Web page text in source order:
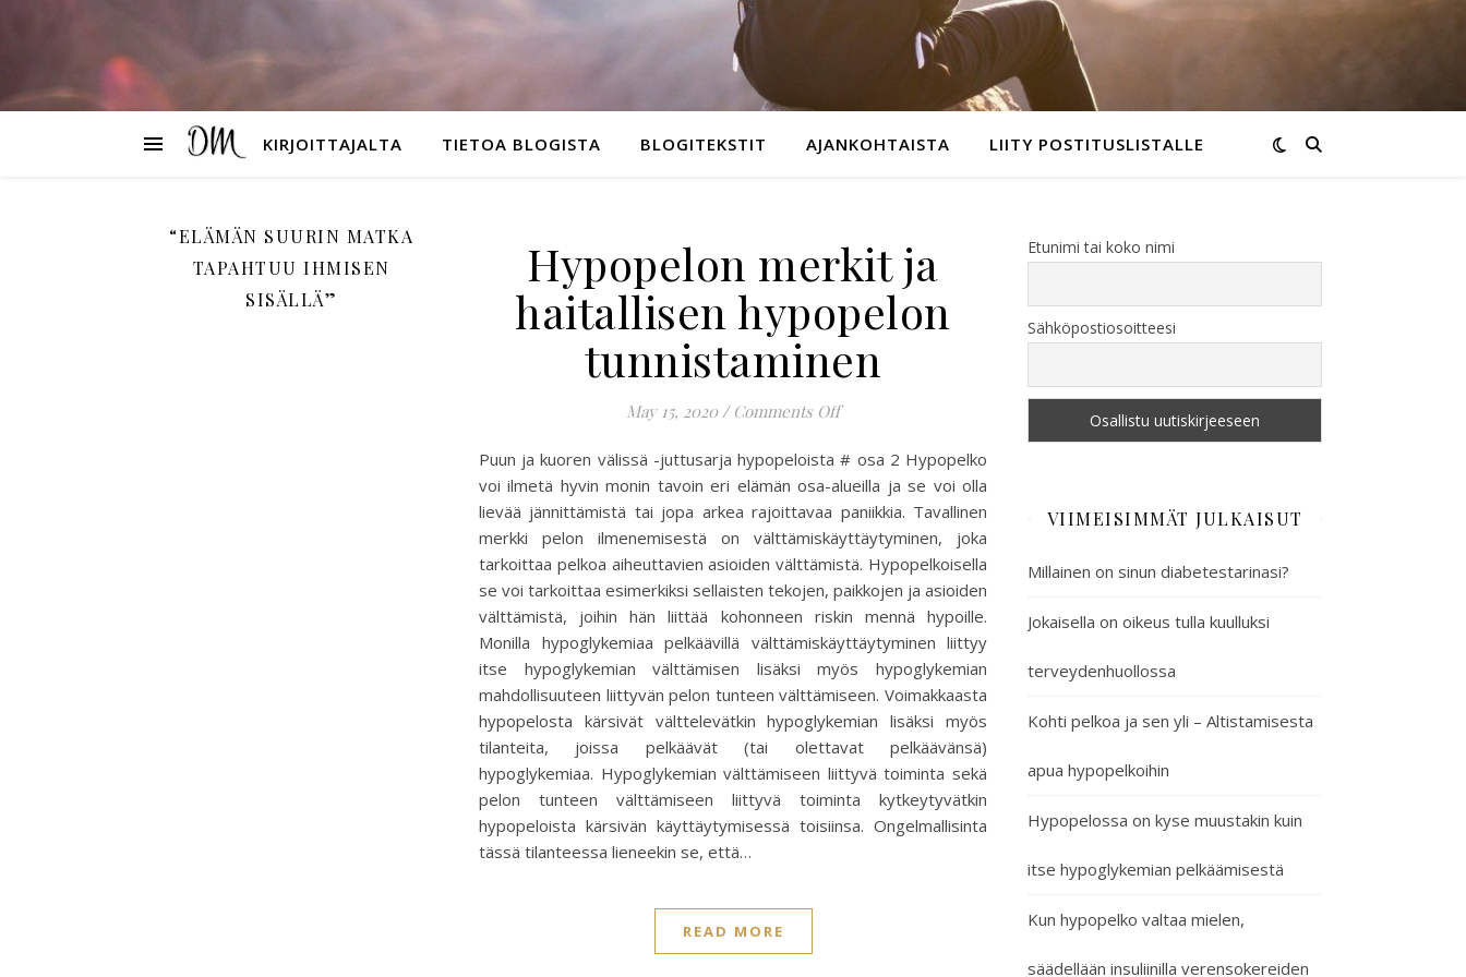
KIRJOITTAJALTA TIETOA BLOGISTA BLOGITEKSTIT AJANKOHTAISTA LIITY POSTITUSLISTALLE
“ELÄMÄN SUURIN MATKA
TAPAHTUU IHMISEN
SISÄLLÄ”
Hypopelon merkit ja
haitallisen hypopelon
tunnistaminen
May 15, 2020 / Comments Offon Hypopelon merkit ja haitallisen hypopelon tunnistaminen
Puun ja kuoren välissä -juttusarja hypopeloista # osa 2 Hypopelko
voi ilmetä hyvin monin tavoin eri elämän osa-alueilla ja se voi olla
lievää jännittämistä tai jopa arkea rajoittavaa paniikkia. Tavallinen
merkki pelon ilmenemisestä on välttämiskäyttäytyminen, joka
tarkoittaa pelkoa aiheuttavien asioiden välttämistä. Hypopelkoisella
se voi tarkoittaa esimerkiksi sellaisten tekojen, paikkojen ja asioiden
välttämistä, joihin hän liittää kohonneen riskin mennä hypoille.
Monilla hypoglykemiaa pelkäävillä välttämiskäyttäytyminen liittyy
itse hypoglykemian välttämisen lisäksi myös hypoglykemian
mahdollisuuteen liittyvän pelon tunteen välttämiseen. Voimakkaasta
hypopelosta kärsivät välttelevätkin hypoglykemian lisäksi myös
tilanteita, joissa pelkäävät (tai olettavat pelkäävänsä)
hypoglykemiaa. Hypoglykemian välttämiseen liittyvä toiminta sekä
pelon tunteen välttämiseen liittyvä toiminta kytkeytyvätkin
hypopeloista kärsivän käyttäytymisessä toisiinsa. Ongelmallisinta
tässä tilanteessa lieneekin se, että…
READ MORE
Etunimi tai koko nimi
Sähköpostiosoitteesi
VIIMEISIMMÄT JULKAISUT
Millainen on sinun diabetestarinasi?
Jokaisella on oikeus tulla kuulluksi
terveydenhuollossa
Kohti pelkoa ja sen yli – Altistamisesta
apua hypopelkoihin
Hypopelossa on kyse muustakin kuin
itse hypoglykemian pelkäämisestä
Kun hypopelko valtaa mielen,
säädellään insuliinilla verensokereiden